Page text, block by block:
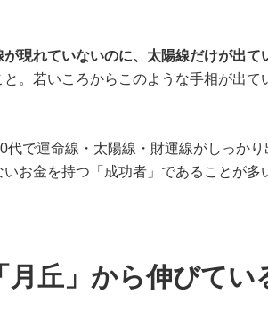
が現れていないのに、太陽線だけが出て
と。若いころからこのような手相が出
代で運命線・太陽線・財運線がしっか
お金を持つ「成功者」であることが多
月丘」から伸びてい